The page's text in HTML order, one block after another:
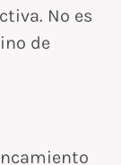
No es
de